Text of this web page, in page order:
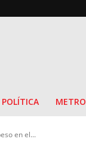
POLÍTICA METRO
en el...